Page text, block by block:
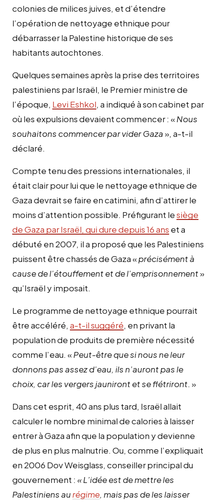
colonies de milices juives, et d’étendre
l’opération de nettoyage ethnique pour
débarrasser la Palestine historique de ses
habitants autochtones.
Quelques semaines après la prise des territoires
palestiniens par Israël, le Premier ministre de
l’époque, Levi Eshkol, a indiqué à son cabinet par
où les expulsions devaient commencer : «Nous
souhaitons commencer par vider Gaza», a-t-il
déclaré.
Compte tenu des pressions internationales, il
était clair pour lui que le nettoyage ethnique de
Gaza devrait se faire en catimini, afin d’attirer le
moins d’attention possible. Préfigurant lesiège
de Gaza par Israël, qui dure depuis 16 ans et a
débuté en 2007, il a proposé que les Palestiniens
puissent être chassés de Gaza «précisément à
cause de l’étouffement et de l’emprisonnement»
qu’Israël y imposait.
Le programme de nettoyage ethnique pourrait
être accéléré, a-t-il suggéré, en privant la
population de produits de première nécessité
comme l’eau. «Peut-être que si nous ne leur
donnons pas assez d’eau, ils n’auront pas le
choix, car les vergers jauniront et se flétriront. »
Dans cet esprit, 40 ans plus tard, Israël allait
calculer le nombre minimal de calories à laisser
entrer à Gaza afin que la population y devienne
de plus en plus malnutrie. Ou, comme l’expliquait
en 2006 Dov Weisglass, conseiller principal du
gouvernement : « L’idée est de mettre les
Palestiniens au régime, mais pas de les laisser